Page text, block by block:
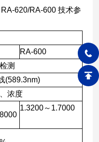
620/RA-600 技术参
RA-600
测
(589.3nm)
浓度
1.3200～1.7000